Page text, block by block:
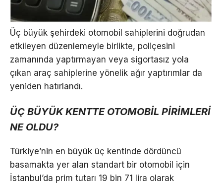
Üç büyük şehirdeki otomobil sahiplerini doğrudan
etkileyen düzenlemeyle birlikte, poliçesini
zamanında yaptırmayan veya sigortasız yola
çıkan araç sahiplerine yönelik ağır yaptırımlar da
yeniden hatırlandı.
ÜÇ BÜYÜK KENTTE OTOMOBİL PİRİMLERİ
NE OLDU?
Türkiye’nin en büyük üç kentinde dördüncü
basamakta yer alan standart bir otomobil için
İstanbul’da prim tutarı 19 bin 71 lira olarak